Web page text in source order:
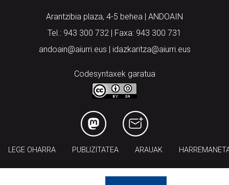
Arantzibia plaza, 4-5 behea | ANDOAIN
Tel.: 943 300 732 | Faxa: 943 300 731
andoain@aiurri.eus | idazkaritza@aiurri.eus
Codesyntaxek garatua
LEGE OHARRA PUBLIZITATEA ARAUAK